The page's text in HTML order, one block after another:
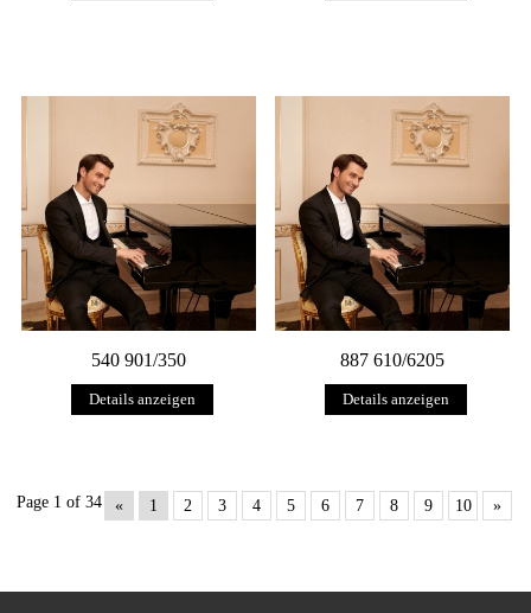
540 901/350
Details anzeigen
887 610/6205
Details anzeigen
Page 1 of 34 « 1 2 3 4 5 6 7 8 9 10 »